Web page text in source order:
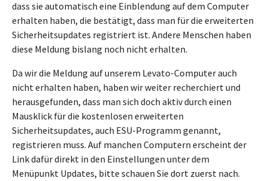
dass sie automatisch eine Einblendung auf dem Computer
erhalten haben, die bestätigt, dass man für die erweiterten
Sicherheitsupdates registriert ist. Andere Menschen haben
diese Meldung bislang noch nicht erhalten.
Da wir die Meldung auf unserem Levato-Computer auch
nicht erhalten haben, haben wir weiter recherchiert und
herausgefunden, dass man sich doch aktiv durch einen
Mausklick für die kostenlosen erweiterten
Sicherheitsupdates, auch ESU-Programm genannt,
registrieren muss. Auf manchen Computern erscheint der
Link dafür direkt in den Einstellungen unter dem
Menüpunkt Updates, bitte schauen Sie dort zuerst nach.